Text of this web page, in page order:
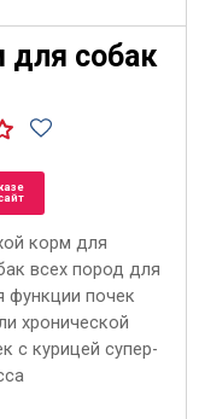
для собак
корм для
всех пород для
функции почек
хронической
с курицей супер-